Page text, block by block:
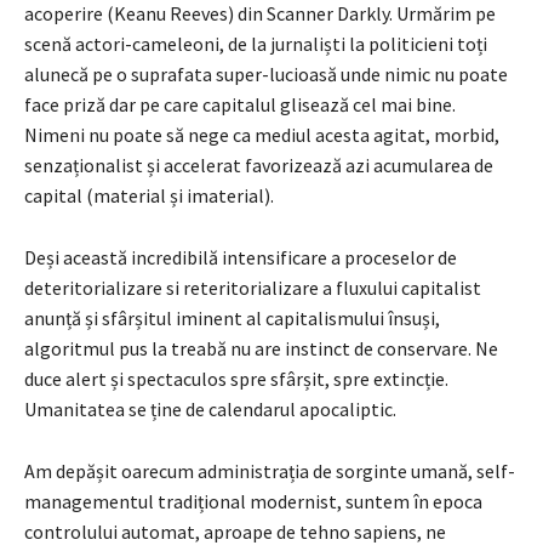
acoperire (Keanu Reeves) din Scanner Darkly. Urmărim pe
scenă actori-cameleoni, de la jurnaliști la politicieni toți
alunecă pe o suprafata super-lucioasă unde nimic nu poate
face priză dar pe care capitalul glisează cel mai bine.
Nimeni nu poate să nege ca mediul acesta agitat, morbid,
senzaționalist și accelerat favorizează azi acumularea de
capital (material și imaterial).
Deși această incredibilă intensificare a proceselor de
deteritorializare si reteritorializare a fluxului capitalist
anunță și sfârșitul iminent al capitalismului însuși,
algoritmul pus la treabă nu are instinct de conservare. Ne
duce alert și spectaculos spre sfârșit, spre extincție.
Umanitatea se ține de calendarul apocaliptic.
Am depășit oarecum administrația de sorginte umană, self-
managementul tradițional modernist, suntem în epoca
controlului automat, aproape de tehno sapiens, ne